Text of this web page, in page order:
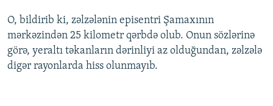
O, bildirib ki, zəlzələnin episentri Şamaxının
mərkəzindən 25 kilometr qərbdə olub. Onun sözlərinə
görə, yeraltı təkanların dərinliyi az olduğundan, zəlzələ
digər rayonlarda hiss olunmayıb.